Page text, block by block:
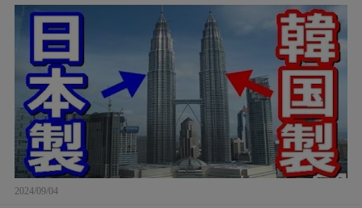
たニダ！」
2024/09/04